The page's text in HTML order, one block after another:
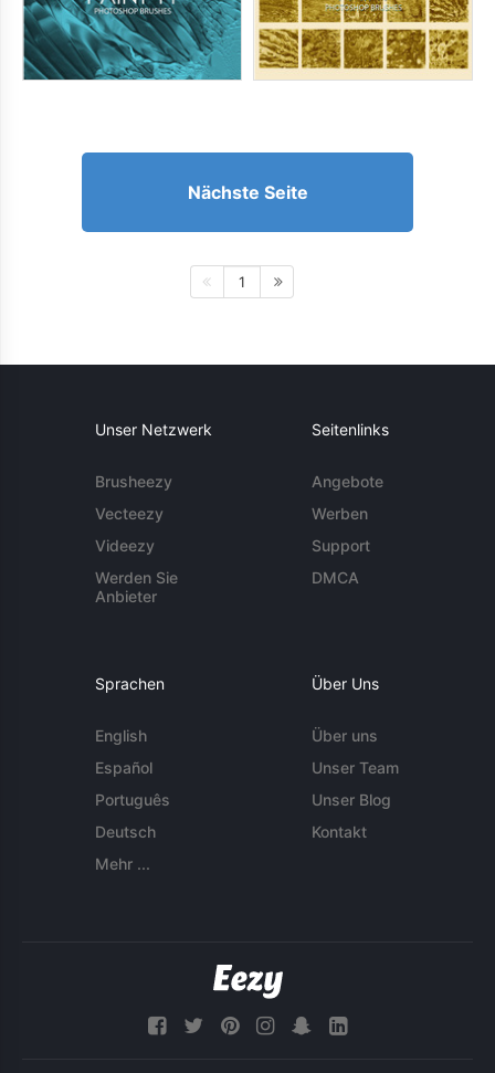
Nächste Seite
1
Unser Netzwerk
Brusheezy
Vecteezy
Videezy
Werden Sie
Anbieter
Seitenlinks
Angebote
Werben
Support
DMCA
Sprachen
English
Español
Português
Deutsch
Mehr ...
Über Uns
Über uns
Unser Team
Unser Blog
Kontakt